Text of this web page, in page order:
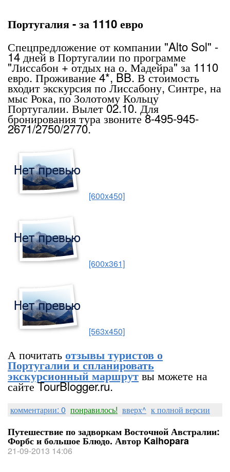
Португалия - за 1110 евро
Спецпредложение от компании "Alto Sol" -
14 дней в Португалии по программе
"Лиссабон + отдых на о. Мадейра" за 1110
евро. Проживание 4*, BB. В стоимость
входит экскурсия по Лиссабону, Синтре, на
мыс Рока, по Золотому Кольцу
Португалии. Вылет 02.10. Для
бронирования тура звоните 8-495-945-
2671/2750/2770.
[600x450]
[600x361]
[563x450]
А почитатьотзывы туристов о
Португалии и спланировать
экскурсионный маршрутвы можете на
сайте TourBlogger.ru.
комментарии: 0 понравилось! вверх^ к полной версии
Путешествие по задворкам Восточной Австралии:
Форбс и большое Блюдо. Автор Kaihopara
21-09-2013 14:06